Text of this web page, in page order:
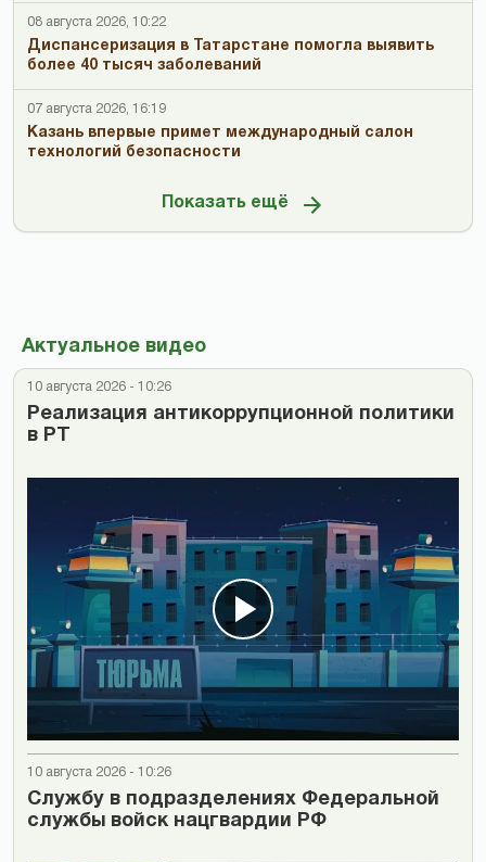
08 августа 2026, 10:22
Диспансеризация в Татарстане помогла выявить
более 40 тысяч заболеваний
07 августа 2026, 16:19
Казань впервые примет международный салон
технологий безопасности
Показать ещё
Актуальное видео
10 августа 2026 - 10:26
Реализация антикоррупционной политики
в РТ
10 августа 2026 - 10:26
Cлужбу в подразделениях Федеральной
службы войск нацгвардии РФ